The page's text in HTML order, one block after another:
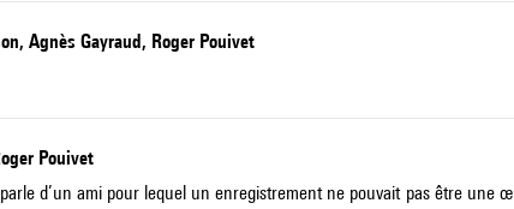
Agnès Gayraud, Roger Pouivet
Pouivet
d’un ami pour lequel un enregistrement ne pouvait pas être